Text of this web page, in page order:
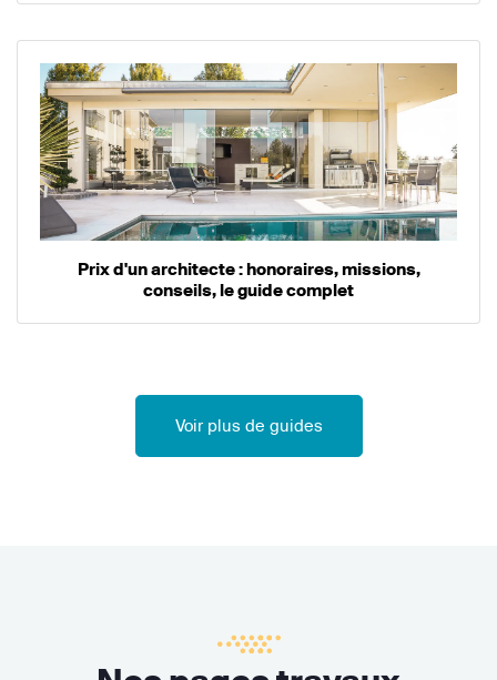
Prix d'un architecte : honoraires, missions,
conseils, le guide complet
Voir plus de guides